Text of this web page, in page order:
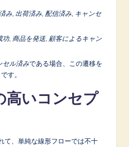
み 出荷済み 配信済み キャンセ
功, 商品を発送 顧客によるキャン
セル済みである場合、この遷移を
す。
高いコンセプ
て、単純な線形フローでは不十